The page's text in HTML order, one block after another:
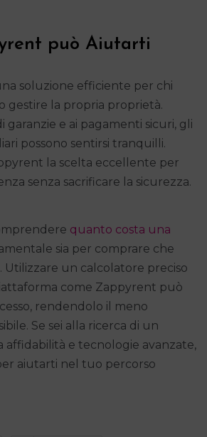
può Aiutarti
soluzione efficiente per chi
gestire la propria proprietà.
garanzie e ai pagamenti sicuri, gli
possono sentirsi tranquilli.
la scelta eccellente per
senza sacrificare la sicurezza.
quanto costa una
sia per comprare che
Utilizzare un calcolatore preciso
come Zappyrent può
rendendolo il meno
Se sei alla ricerca di un
affidabilità e tecnologie avanzate,
aiutarti nel tuo percorso